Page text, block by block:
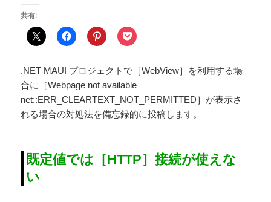
共有:
.NET MAUI プロジェクトで［WebView］を利用する場
合に［Webpage not available
net::ERR_CLEARTEXT_NOT_PERMITTED］が表示さ
れる場合の対処法を備忘録的に投稿します。
既定値では［HTTP］接続が使えな
い